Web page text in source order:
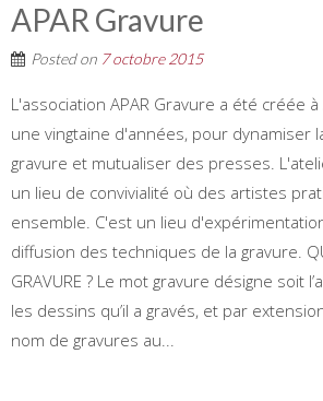
APAR Gravure
Posted on 7 octobre 2015
L'association APAR Gravure a été créée
une vingtaine d'années, pour dynamiser
gravure et mutualiser des presses.
un lieu de convivialité où des artistes
ensemble. C'est un lieu
diffusion des techniques de la gravure.
GRAVURE ? Le mot gravure désigne soit
les dessins qu’il a gravés, et par
nom de gravures au...